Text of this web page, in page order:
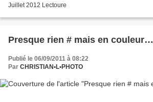
Juillet 2012 Lectoure
Presque rien # mais en couleur…
Publié le 06/09/2011 à 08:22
Par CHRISTIAN•L•PHOTO